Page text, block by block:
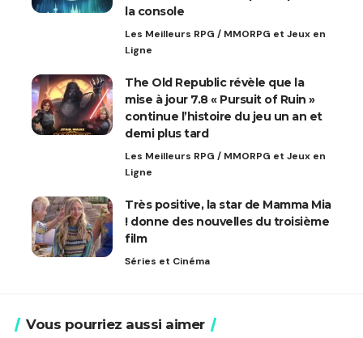
la console
Les Meilleurs RPG / MMORPG et Jeux en
Ligne
The Old Republic révèle que la
mise à jour 7.8 « Pursuit of Ruin »
continue l’histoire du jeu un an et
demi plus tard
Les Meilleurs RPG / MMORPG et Jeux en
Ligne
Très positive, la star de Mamma Mia
! donne des nouvelles du troisième
film
Séries et Cinéma
Vous pourriez aussi aimer